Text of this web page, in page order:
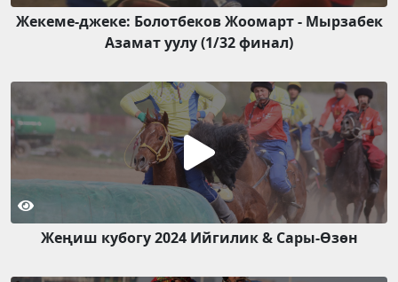
Жекеме-джеке: Болотбеков Жоомарт - Мырзабек
Азамат уулу (1/32 финал)
Жеңиш кубогу 2024 Ийгилик & Сары-Өзөн